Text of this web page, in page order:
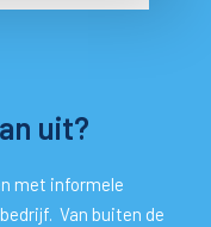
uit?
met informele
Van buiten de